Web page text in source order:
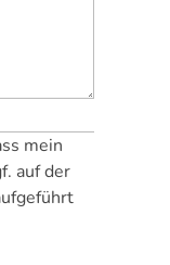
mein
auf der